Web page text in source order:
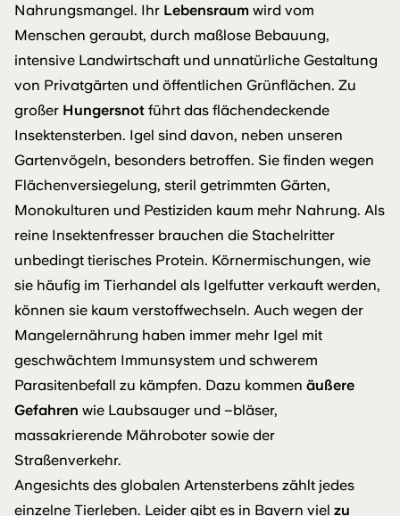
Nahrungsmangel. Ihr Lebensraum wird vom
Menschen geraubt, durch maßlose Bebauung,
intensive Landwirtschaft und unnatürliche Gestaltung
von Privatgärten und öffentlichen Grünflächen. Zu
großer Hungersnot führt das flächendeckende
Insektensterben. Igel sind davon, neben unseren
Gartenvögeln, besonders betroffen. Sie finden wegen
Flächenversiegelung, steril getrimmten Gärten,
Monokulturen und Pestiziden kaum mehr Nahrung. Als
reine Insektenfresser brauchen die Stachelritter
unbedingt tierisches Protein. Körnermischungen, wie
sie häufig im Tierhandel als Igelfutter verkauft werden,
können sie kaum verstoffwechseln. Auch wegen der
Mangelernährung haben immer mehr Igel mit
geschwächtem Immunsystem und schwerem
Parasitenbefall zu kämpfen. Dazu kommen äußere
Gefahren wie Laubsauger und –bläser,
massakrierende Mähroboter sowie der
Straßenverkehr.
Angesichts des globalen Artensterbens zählt jedes
einzelne Tierleben. Leider gibt es in Bayern viel zu